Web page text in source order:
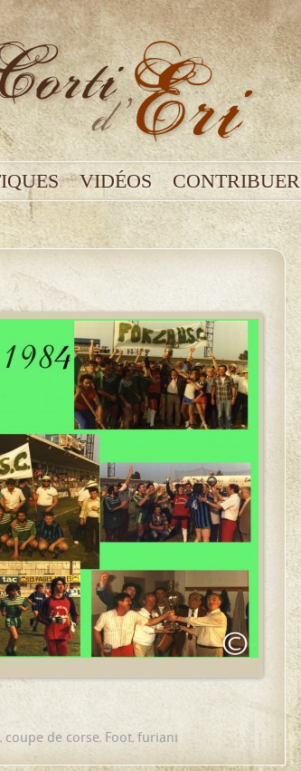
VIDÉOS CONTRIBUER
, coupe de corse, Foot, furiani